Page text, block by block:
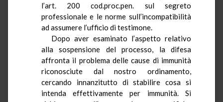
l’art. 200cod.proc.pen. sul segreto
professionale e le norme sull’incompatibilità
ad assumere l’ufficio di testimone.
Dopo aver esaminato l’aspetto relativo
alla sospensione del processo, la difesa
affronta il problema delle cause di immunità
riconosciute dal nostro ordinamento,
cercando innanzitutto di stabilire cosa si
intenda effettivamente per immunità. Si